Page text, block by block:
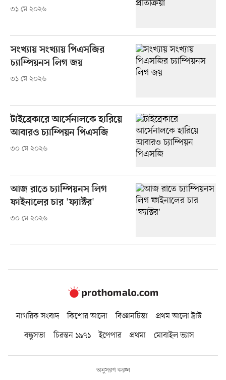
৩১ মে ২০২৬
সংখ্যায় সংখ্যায় পিএসজির
চ্যাম্পিয়নস লিগ জয়
৩১ মে ২০২৬
টাইব্রেকারে আর্সেনালকে হারিয়ে
আবারও চ্যাম্পিয়ন পিএসজি
৩০ মে ২০২৬
আজ রাতে চ্যাম্পিয়নস লিগ
ফাইনালের চার 'ফ্যাক্টর'
৩০ মে ২০২৬
নাগরিক সংবাদ কিশোর আলো বিজ্ঞানচিন্তা
প্রথম আলো ট্রাস্ট
বন্ধুসভা
চিরন্তন ১৯৭১ ইপেপার প্রথমা মোবাইল ভ্যাস
অনুসরণ করুন